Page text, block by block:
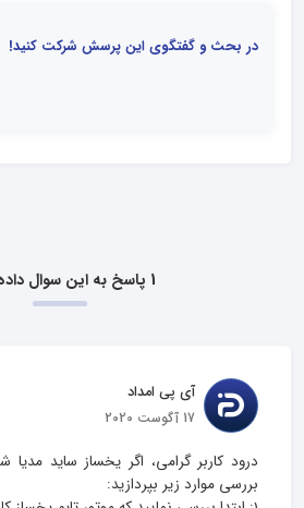
در بحث و گفتگوی این پرسش شرکت کنید!
1 پاسخ به این سوال داده شده
آی پی امداد
17 آگوست 2020
درود کاربر گرامی، اگر یخساز ساید مدیا